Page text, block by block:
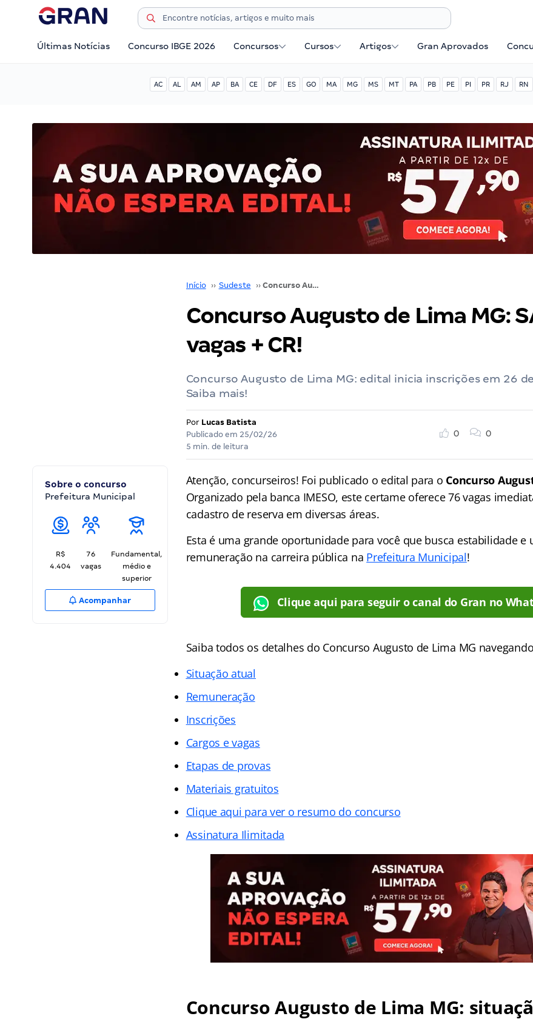
Últimas Notícias Concurso IBGE 2026 Concursos Cursos Artigos Gran Aprovados
AC AL AM AP BA CE DF ES GO MA MG MS MT PA PB PE PI PR RJ RN
Início ›› Sudeste ›› Concurso Augusto de Lima MG: SAIU; 76 vagas + CR!
Concurso Augusto de Lima MG:
vagas + CR!
Concurso Augusto de Lima MG: edital inicia inscrições em 26
Saiba mais!
Por Lucas Batista
Publicado em 25/02/26
5 min. de leitura
0 0
Sobre o concurso
Prefeitura Municipal
R$
4.404
76
vagas
Fundamental,
médio e
superior
Acompanhar
Atenção, concurseiros! Foi publicado o edital para o Concurso
Organizado pela banca IMESO, este certame oferece 76 vagas
cadastro de reserva em diversas áreas.
Esta é uma grande oportunidade para você que busca estabilidade e
remuneração na carreira pública na Prefeitura Municipal!
Clique aqui para seguir o canal do Gran no
Saiba todos os detalhes do Concurso Augusto de Lima MG
Situação atual
Remuneração
Inscrições
Cargos e vagas
Etapas de provas
Materiais gratuitos
Clique aqui para ver o resumo do concurso
Assinatura Ilimitada
Concurso Augusto de Lima MG: